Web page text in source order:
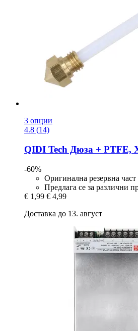
3 опции
4.8 (14)
QIDI Tech Дюза + PTFE,
-60%
Оригинална резервна
Предлага се за различни
€ 1,99 € 4,99
Доставка до 13. август